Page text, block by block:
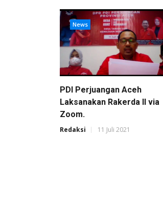
News
PDI Perjuangan Aceh
Laksanakan Rakerda II via
Zoom.
Redaksi 11 Juli 2021